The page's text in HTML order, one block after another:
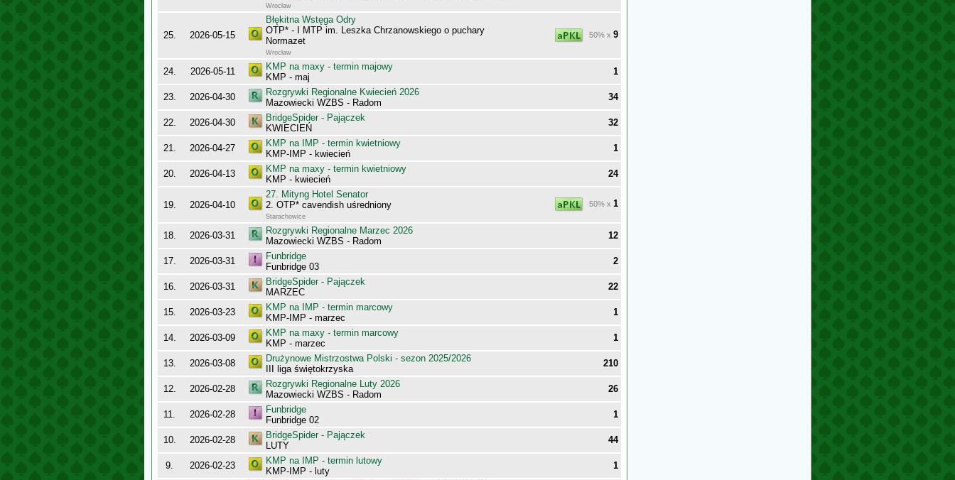
Wrocław
25. 2026-05-15
Błękitna Wstęga Odry
OTP* - I MTP im. Leszka Chrzanowskiego o puchary
Normazet
Wrocław
50% x 9
24. 2026-05-11
KMP na maxy - termin majowy
KMP - maj
1
23. 2026-04-30
Rozgrywki Regionalne Kwiecień 2026
Mazowiecki WZBS - Radom
34
22. 2026-04-30
BridgeSpider - Pajączek
KWIECIEŃ
32
21. 2026-04-27
KMP na IMP - termin kwietniowy
KMP-IMP - kwiecień
1
20. 2026-04-13
KMP na maxy - termin kwietniowy
KMP - kwiecień
24
19. 2026-04-10
27. Mityng Hotel Senator
2. OTP* cavendish uśredniony
Starachowice
50% x 1
18. 2026-03-31
Rozgrywki Regionalne Marzec 2026
Mazowiecki WZBS - Radom
12
17. 2026-03-31
Funbridge
Funbridge 03
2
16. 2026-03-31
BridgeSpider - Pajączek
MARZEC
22
15. 2026-03-23
KMP na IMP - termin marcowy
KMP-IMP - marzec
1
14. 2026-03-09
KMP na maxy - termin marcowy
KMP - marzec
1
13. 2026-03-08
Drużynowe Mistrzostwa Polski - sezon 2025/2026
III liga świętokrzyska
210
12. 2026-02-28
Rozgrywki Regionalne Luty 2026
Mazowiecki WZBS - Radom
26
11. 2026-02-28
Funbridge
Funbridge 02
1
10. 2026-02-28
BridgeSpider - Pajączek
LUTY
44
9. 2026-02-23
KMP na IMP - termin lutowy
KMP-IMP - luty
1